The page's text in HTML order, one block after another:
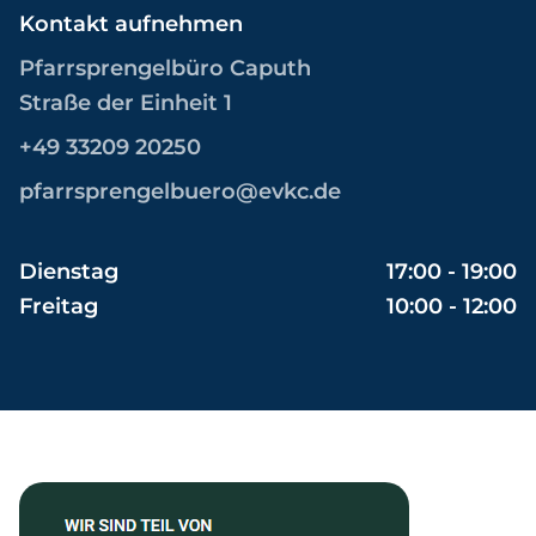
Kontakt aufnehmen
Pfarrsprengelbüro Caputh
Straße der Einheit 1
+49 33209 20250
pfarrsprengelbuero@evkc.de
Dienstag
17:00 - 19:00
Freitag
10:00 - 12:00